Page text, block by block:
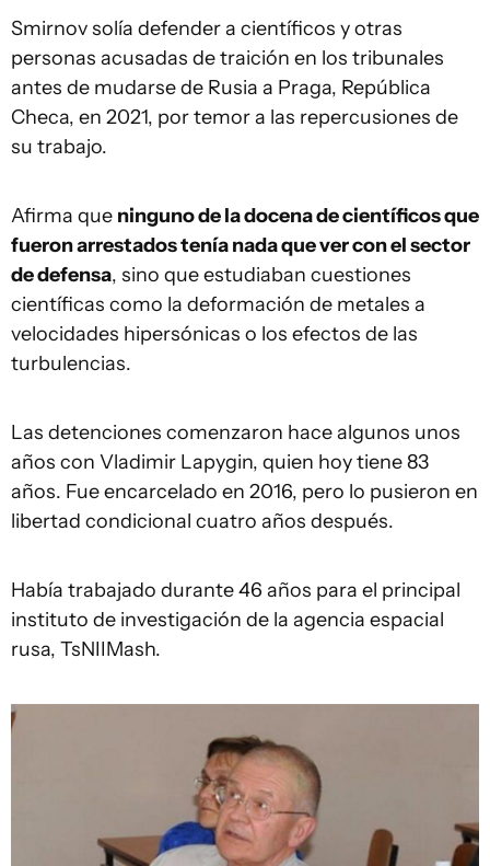
Smirnov solía defender a científicos y otras
personas acusadas de traición en los tribunales
antes de mudarse de Rusia a Praga, República
Checa, en 2021, por temor a las repercusiones de
su trabajo.
Afirma que ninguno de la docena de científicos que
fueron arrestados tenía nada que ver con el sector
de defensa, sino que estudiaban cuestiones
científicas como la deformación de metales a
velocidades hipersónicas o los efectos de las
turbulencias.
Las detenciones comenzaron hace algunos unos
años con Vladimir Lapygin, quien hoy tiene 83
años. Fue encarcelado en 2016, pero lo pusieron en
libertad condicional cuatro años después.
Había trabajado durante 46 años para el principal
instituto de investigación de la agencia espacial
rusa, TsNIIMash.